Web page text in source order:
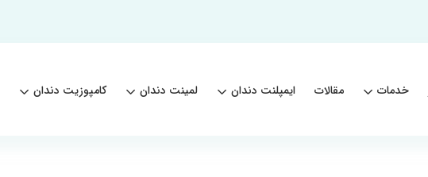
خدمات مقالات ایمپلنت دندان لمینت دندان کامپوزیت دندان